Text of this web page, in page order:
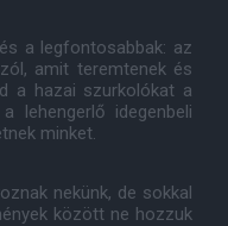
a legfontosabbak: az
amit teremtenek és
a hazai szurkolókat a
lehengerlő idegenbeli
minket.
nekünk, de sokkal
között ne hozzuk